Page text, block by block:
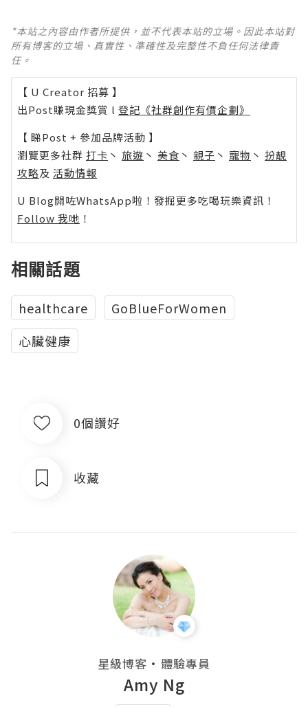
*本站之內容由作者所提供，並不代表本站的立場。因此本站對
所有博客的立場、真實性、準確性及完整性不負任何法律責
任。
【 U Creator 招募 】
出Post賺現金獎賞 l 登記《社群創作有價企劃》
【 睇Post + 參加品牌活動 】
瀏覽更多社群 打卡 丶 旅遊 丶 美食 丶 親子 丶 寵物 丶 扮靚
攻略及 活動情報
U Blog開咗WhatsApp啦！發掘更多吃喝玩樂資訊！
Follow 我哋 ！
相關話題
healthcare
GoBlueForWomen
心臟健康
0個讚好
收藏
星級博客 ・ 體驗專員
Amy Ng